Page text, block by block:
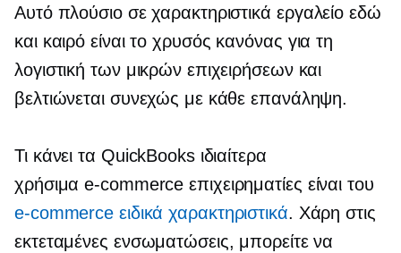
Αυτό πλούσιο σε χαρακτηριστικά εργαλείο εδώ
και καιρό είναι τοχρυσός κανόνας για τη
λογιστική των μικρών επιχειρήσεων και
βελτιώνεται συνεχώς με κάθε επανάληψη.
Τι κάνει τα QuickBooks ιδιαίτερα
χρήσιμαe-commerce επιχειρηματίες είναι του
e-commerce ειδικά χαρακτηριστικά. Χάρη στις
εκτεταμένες ενσωματώσεις, μπορείτε να